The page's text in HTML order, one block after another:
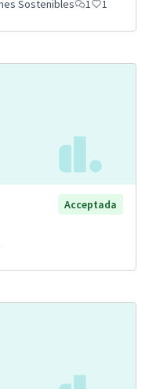
Sostenibles 1 1
Acceptada